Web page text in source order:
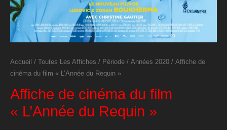
Accueil / Toutes Les Affiches / Période / Années 2020 / Affiche de
cinéma du film « L’Année du Requin »
Affiche de cinéma du film
« L’Année du Requin »